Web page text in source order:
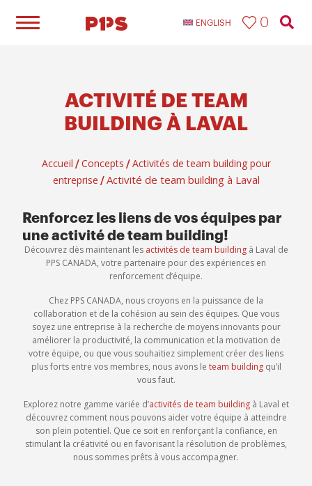
ENGLISH 0
ACTIVITÉ DE TEAM
BUILDING À LAVAL
Accueil / Concepts / Activités de team building pour
entreprise / Activité de team building à Laval
Renforcez les liens de vos équipes par
une activité de team building!
Découvrez dès maintenant les activités de team buildingà Laval de
PPS CANADA, votre partenaire pour des expériences en
renforcement d’équipe.
Chez PPS CANADA, nous croyons en la puissance de la
collaboration et de la cohésion au sein des équipes. Que vous
soyez une entreprise à la recherche de moyens innovants pour
améliorer la productivité, la communication et la motivation de
votre équipe, ou que vous souhaitiez simplement créer des liens
plus forts entre vos membres, nous avons le team buildingqu’il
vous faut.
Explorez notre gamme variée d’activités de team buildingà Laval et
découvrez comment nous pouvons aider votre équipe à atteindre
son plein potentiel. Que ce soit en renforçant la confiance, en
stimulant la créativité ou en favorisant la résolution de problèmes,
nous sommes prêts à vous accompagner.